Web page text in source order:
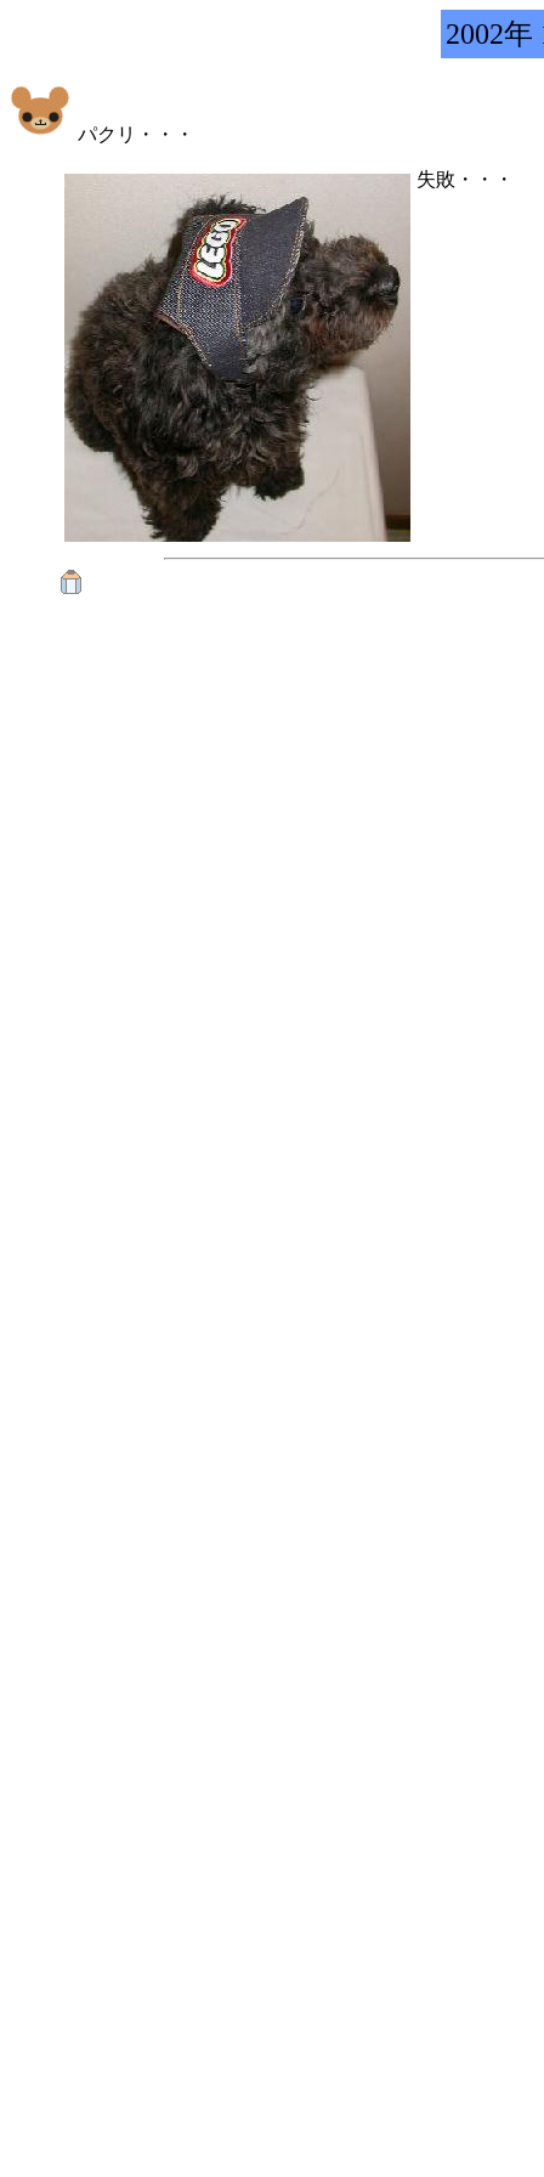
2002年
パクリ・・・
失敗・・・